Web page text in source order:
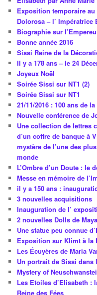
Exposition temporaire
Dolorosa – l’ Impératrice
Biographie sur
Bonne année 2016
Sissi Reine de la
Il y a 178 ans – le 24
Joyeux Noël
Soirée Sissi sur NT1 (2)
Soirée Sissi sur NT1
21/11/2016 : 100 ans de
Nouvelle conférence de
Une collection de lettres
d’un coffre de banque à
mystère de l’une des
monde
L’Ombre d’un Doute : le
Messe en mémoire de
il y a 150 ans :
3 nouvelles acquisitions
Inauguration de l’
2 nouvelles Dolls de Maya
Une statue peu connue
Exposition sur Klimt à la
Les Écuyères de Maria
Un portrait de Sissi dans
Mystery of
Les Etoiles d’Elisabeth :
Reine des Fées